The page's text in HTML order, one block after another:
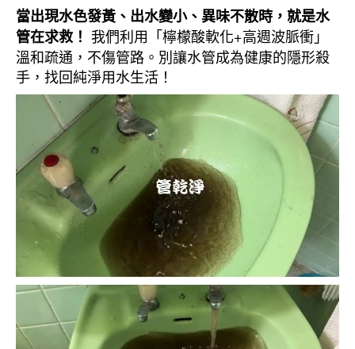
當出現水色發黃、出水變小、異味不散時，就是水
管在求救！ 我們利用「檸檬酸軟化+高週波脈衝」
溫和疏通，不傷管路。別讓水管成為健康的隱形殺
手，找回純淨用水生活！